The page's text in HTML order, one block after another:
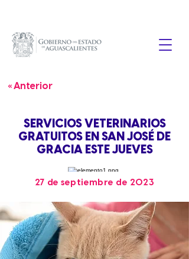
« Anterior
SERVICIOS VETERINARIOS
GRATUITOS EN SAN JOSÉ DE
GRACIA ESTE JUEVES
27 de septiembre de 2023